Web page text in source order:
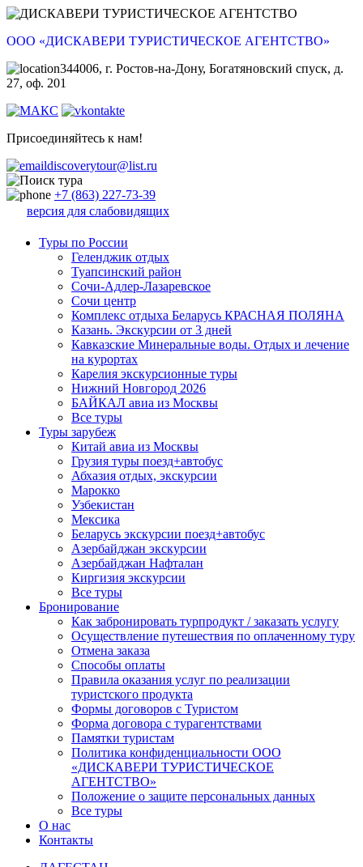
ООО «ДИСКАВЕРИ ТУРИСТИЧЕСКОЕ АГЕНТСТВО»
344006, г. Ростов-на-Дону, Богатяновский спуск, д.
27, оф. 201
Присоединяйтесь к нам!
discoverytour@list.ru
+7 (863) 227-73-39
версия для слабовидящих
Туры по России
Геленджик отдых
Туапсинский район
Сочи-Адлер-Лазаревское
Сочи центр
Комплекс отдыха Беларусь КРАСНАЯ ПОЛЯНА
Казань. Экскурсии от 3 дней
Кавказские Минеральные воды. Отдых и лечение
на курортах
Карелия экскурсионные туры
Нижний Новгород 2026
БАЙКАЛ авиа из Москвы
Все туры
Туры зарубеж
Китай авиа из Москвы
Грузия туры поезд+автобус
Абхазия отдых, экскурсии
Марокко
Узбекистан
Мексика
Беларусь экскурсии поезд+автобус
Азербайджан экскурсии
Азербайджан Нафталан
Киргизия экскурсии
Все туры
Бронирование
Как забронировать турпродукт / заказать услугу
Осуществление путешествия по оплаченному туру
Отмена заказа
Способы оплаты
Правила оказания услуг по реализации
туристского продукта
Формы договоров с Туристом
Форма договора с турагентствами
Памятки туристам
Политика конфиденциальности ООО
«ДИСКАВЕРИ ТУРИСТИЧЕСКОЕ
АГЕНТСТВО»
Положение о защите персональных данных
Все туры
О нас
Контакты